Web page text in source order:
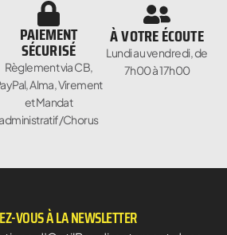
PAIEMENT
SÉCURISÉ
Règlement via CB,
Alma, Virement
et Mandat
administratif/Chorus
À VOTRE ÉCOUTE
Lundi au vendredi, de
7h00 à 17h00
VOUS À LA NEWSLETTER